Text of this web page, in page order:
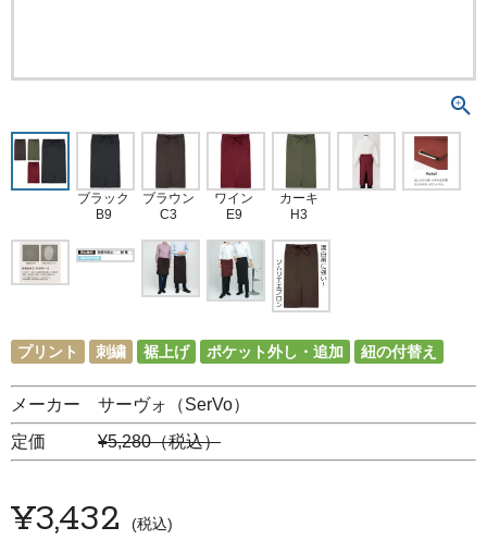
ブラック
B9
ブラウン
C3
ワイン
E9
カーキ
H3
プリント 刺繍 裾上げ ポケット外し・追加 紐の付替え
メーカー サーヴォ（SerVo）
定価 ¥5,280（税込）
¥3,432 税込